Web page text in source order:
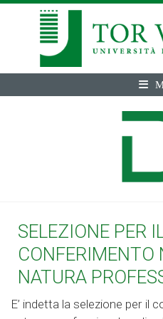
SELEZIONE PER
CONFERIMENTO
NATURA
E’ indetta la selezione per il